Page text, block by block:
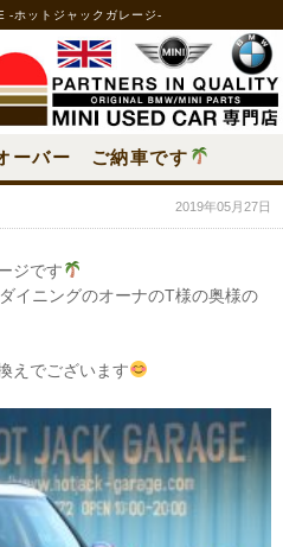
ホットジャックガレージ-
ーバー ご納車です
2019年05月27日
ジです
イニングのオーナのT様の奥様の
えでございます